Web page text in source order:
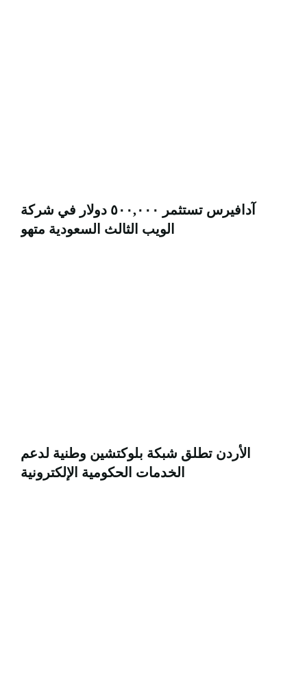
آدافيرس تستثمر ٥٠٠,٠٠٠ دولار في شركة
الويب الثالث السعودية متهو
الأردن تطلق شبكة بلوكتشين وطنية لدعم
الخدمات الحكومية الإلكترونية